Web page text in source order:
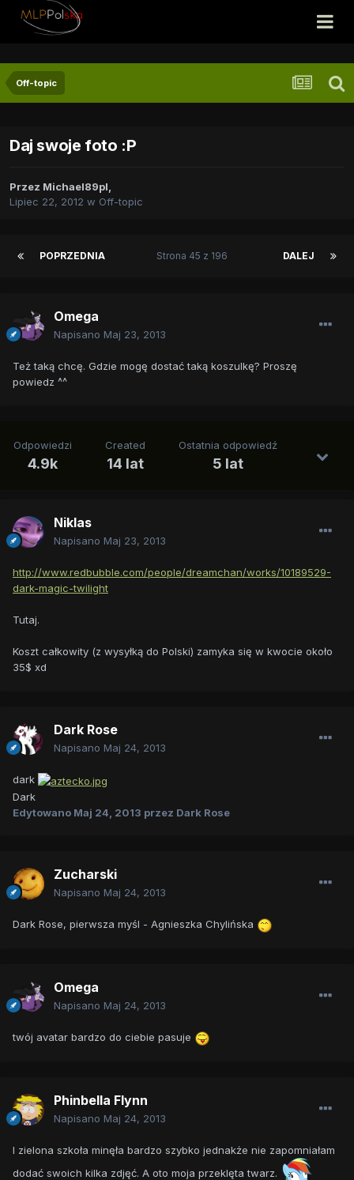
Off-topic
Daj swoje foto :P
Przez Michael89pl,
Lipiec 22, 2012 w Off-topic
POPRZEDNIA DALEJ
Strona 45 z 196
Omega
Napisano Maj 23, 2013
Też taką chcę. Gdzie mogę dostać taką koszulkę? Proszę
powiedz ^^
Odpowiedzi
4.9k
Created
14 lat
Ostatnia odpowiedź
5 lat
Niklas
Napisano Maj 23, 2013
http://www.redbubble.com/people/dreamchan/works/10189529-
dark-magic-twilight
Tutaj.
Koszt całkowity (z wysyłką do Polski) zamyka się w kwocie około
35$ xd
Dark Rose
Napisano Maj 24, 2013
dark
Dark
Edytowano Maj 24, 2013 przez Dark Rose
Zucharski
Napisano Maj 24, 2013
Dark Rose, pierwsza myśl - Agnieszka Chylińska
Omega
Napisano Maj 24, 2013
twój avatar bardzo do ciebie pasuje
Phinbella Flynn
Napisano Maj 24, 2013
I zielona szkoła minęła bardzo szybko jednakże nie zapomniałam
dodać swoich kilka zdjęć. A oto moja przeklęta twarz.